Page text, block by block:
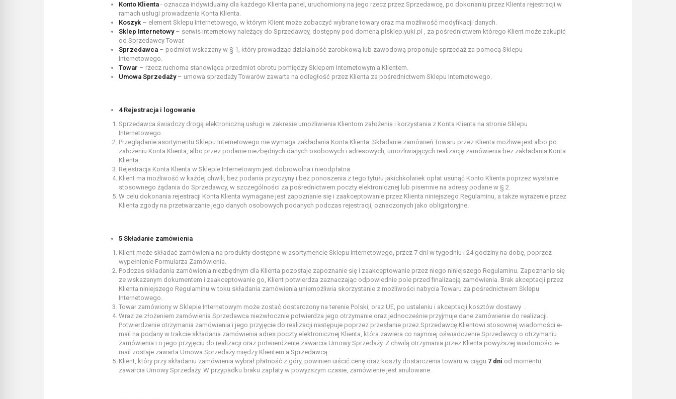
Konto Klienta - oznacza indywidualny dla każdego Klienta panel, uruchomiony na jego rzecz przez Sprzedawcę, po dokonaniu przez Klienta rejestracji w
ramach usługi prowadzenia Konta Klienta.
Koszyk – element Sklepu Internetowego, w którym Klient może zobaczyć wybrane towary oraz ma możliwość modyfikacji danych.
Sklep Internetowy– serwis internetowy należący do Sprzedawcy, dostępny pod domeną plsklep.yuki.pl , za pośrednictwem którego Klient może zakupić
od Sprzedawcy Towar.
Sprzedawca – podmiot wskazany w § 1, który prowadząc działalność zarobkową lub zawodową proponuje sprzedaż za pomocą Sklepu
Internetowego.
Towar – rzecz ruchoma stanowiąca przedmiot obrotu pomiędzy Sklepem Internetowym a Klientem.
Umowa Sprzedaży– umowa sprzedaży Towarów zawarta na odległość przez Klienta za pośrednictwem Sklepu Internetowego.
4 Rejestracja i logowanie
Sprzedawca świadczy drogą elektroniczną usługi w zakresie umożliwienia Klientom założenia i korzystania z Konta Klienta na stronie Sklepu
Internetowego.
Przeglądanie asortymentu Sklepu Internetowego nie wymaga zakładania Konta Klienta. Składanie zamówień Towaru przez Klienta możliwe jest albo po
założeniu Konta Klienta, albo przez podanie niezbędnych danych osobowych i adresowych, umożliwiających realizację zamówienia bez zakładania Konta
Klienta.
Rejestracja Konta Klienta w Sklepie Internetowym jest dobrowolna i nieodpłatna.
Klient ma możliwość w każdej chwili, bez podania przyczyny i bez ponoszenia z tego tytułu jakichkolwiek opłat usunąć Konto Klienta poprzez wysłanie
stosownego żądania do Sprzedawcy, w szczególności za pośrednictwem poczty elektronicznej lub pisemnie na adresy podane w § 2.
W celu dokonania rejestracji Konta Klienta wymagane jest zapoznanie się i zaakceptowanie przez Klienta niniejszego Regulaminu, a także wyrażenie przez
Klienta zgody na przetwarzanie jego danych osobowych podanych podczas rejestracji, oznaczonych jako obligatoryjne.
5 Składanie zamówienia
Klient może składać zamówienia na produkty dostępne w asortymencie Sklepu Internetowego, przez 7 dni w tygodniu i 24 godziny na dobę, poprzez
wypełnienie Formularza Zamówienia.
Podczas składania zamówienia niezbędnym dla Klienta pozostaje zapoznanie się i zaakceptowanie przez niego niniejszego Regulaminu. Zapoznanie się
ze wskazanym dokumentem i zaakceptowanie go, Klient potwierdza zaznaczając odpowiednie pole przed finalizacją zamówienia. Brak akceptacji przez
Klienta niniejszego Regulaminu w toku składania zamówienia uniemożliwia skorzystanie z możliwości nabycia Towaru za pośrednictwem Sklepu
Internetowego.
Towar zamówiony w Sklepie Internetowym może zostać dostarczony na terenie Polski, oraz UE, po ustaleniu i akceptacji kosztów dostawy .
Wraz ze złożeniem zamówienia Sprzedawca niezwłocznie potwierdza jego otrzymanie oraz jednocześnie przyjmuje dane zamówienie do realizacji.
Potwierdzenie otrzymania zamówienia i jego przyjęcie do realizacji następuje poprzez przesłanie przez Sprzedawcę Klientowi stosownej wiadomości e-
mail na podany w trakcie składania zamówienia adres poczty elektronicznej Klienta, która zawiera co najmniej oświadczenie Sprzedawcy o otrzymaniu
zamówienia i o jego przyjęciu do realizacji oraz potwierdzenie zawarcia Umowy Sprzedaży. Z chwilą otrzymania przez Klienta powyższej wiadomości e-
mail zostaje zawarta Umowa Sprzedaży między Klientem a Sprzedawcą.
Klient, który przy składaniu zamówienia wybrał płatność z góry, powinien uiścić cenę oraz koszty dostarczenia towaru w ciągu 7 dni od momentu
zawarcia Umowy Sprzedaży. W przypadku braku zapłaty w powyższym czasie, zamówienie jest anulowane.